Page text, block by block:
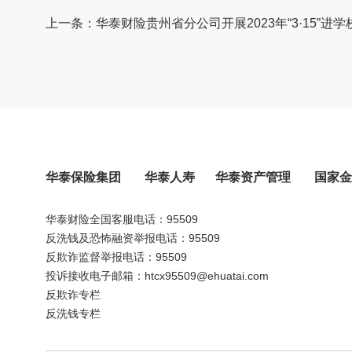
华泰保险集团 华泰人寿 华泰资产管理 国家
华泰财险全国客服电话：95509
反洗钱及恐怖融资举报电话：95509
反欺诈监督举报电话：95509
投诉接收电子邮箱：htcx95509@ehuatai.com
反欺诈专栏
反洗钱专栏